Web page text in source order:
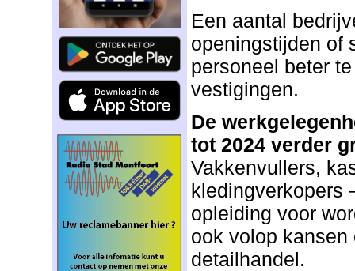
Een aantal
openingstijden of
personeel beter
vestigingen.
De
tot 2024 verder
Vakkenvullers,
kledingverkopers
opleiding voor
ook volop kansen
detailhandel.